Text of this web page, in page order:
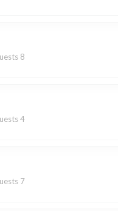
8
4
7